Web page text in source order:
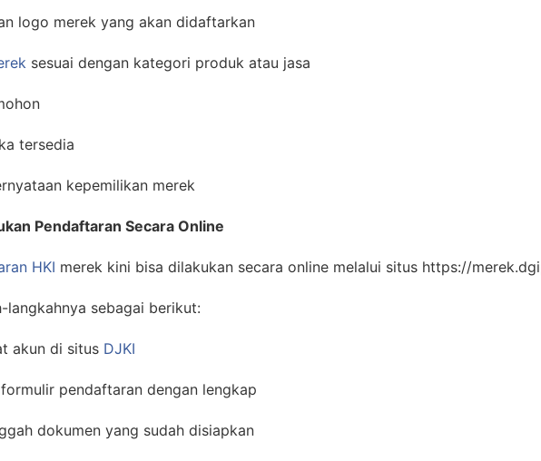
logo merek yang akan didaftarkan
sesuai dengan kategori produk atau jasa
tersedia
kepemilikan merek
Pendaftaran Secara Online
HKI merek kini bisa dilakukan secara online melalui situs https://
langkahnya sebagai berikut:
akun di situs DJKI
pendaftaran dengan lengkap
dokumen yang sudah disiapkan